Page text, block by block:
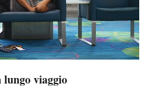
lungo viaggio